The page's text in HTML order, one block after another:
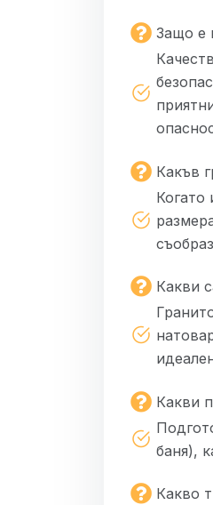
Защо е
Какъв
Когато
Какви
Какви
баня),
Какво